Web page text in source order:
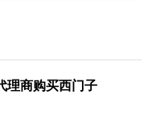
理商购买西门子